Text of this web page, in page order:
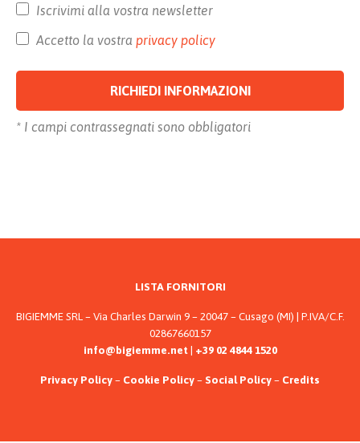
Iscrivimi alla vostra newsletter
Accetto la vostra privacy policy
* I campi contrassegnati sono obbligatori
LISTA FORNITORI
BIGIEMME SRL – Via Charles Darwin 9 – 20047 – Cusago (MI) | P.IVA/C.F.
02867660157
info@bigiemme.net| +39 02 4844 1520
Privacy Policy– Cookie Policy– Social Policy– Credits